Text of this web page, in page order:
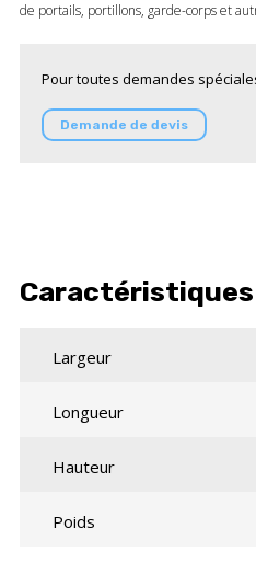
de portails, portillons, garde-corps et
Pour toutes demandes
Demande de devis
Largeur
Longueur
Hauteur
Poids